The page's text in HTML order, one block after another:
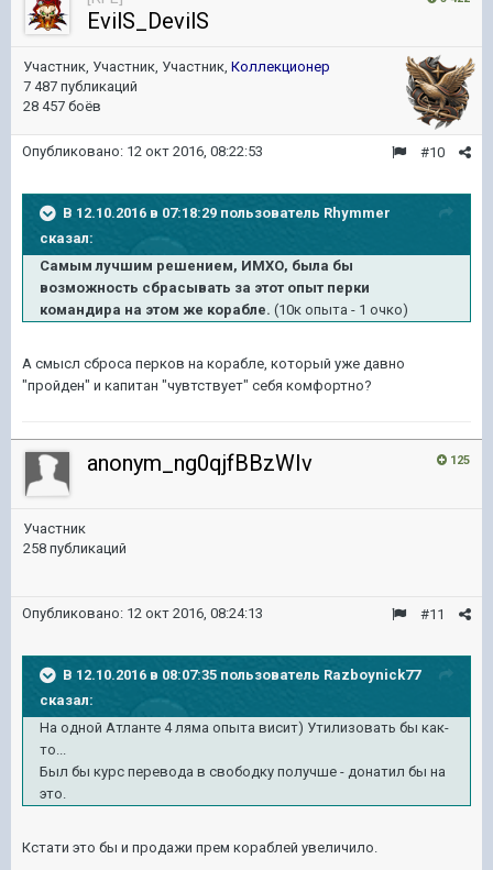
EvilS_DevilS
Участник, Участник, Участник, Коллекционер
7 487 публикаций
28 457 боёв
#10
Опубликовано: 12 окт 2016, 08:22:53
В 12.10.2016 в 07:18:29 пользователь Rhymmer
сказал:
Самым лучшим решением, ИМХО, была бы
возможность сбрасывать за этот опыт перки
командира на этом же корабле. (10к опыта - 1 очко)
А смысл сброса перков на корабле, который уже давно
"пройден" и капитан "чувтствует" себя комфортно?
125
anonym_ng0qjfBBzWIv
Участник
258 публикаций
#11
Опубликовано: 12 окт 2016, 08:24:13
В 12.10.2016 в 08:07:35 пользователь Razboynick77
сказал:
На одной Атланте 4 ляма опыта висит) Утилизовать бы как-
то...
Был бы курс перевода в свободку получше - донатил бы на
это.
Кстати это бы и продажи прем кораблей увеличило.